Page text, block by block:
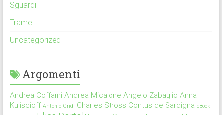
Sguardi
Trame
Uncategorized
Argomenti
Andrea Coffami Andrea Micalone Angelo Zabaglio Anna
Kuliscioff Antonio Gridi Charles Stross Contus de Sardigna eBook